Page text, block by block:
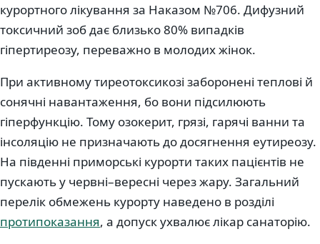
курортного лікування за Наказом №706. Дифузний
токсичний зоб дає близько 80% випадків
гіпертиреозу, переважно в молодих жінок.
При активному тиреотоксикозі заборонені теплові й
сонячні навантаження, бо вони підсилюють
гіперфункцію. Тому озокерит, грязі, гарячі ванни та
інсоляцію не призначають до досягнення еутиреозу.
На південні приморські курорти таких пацієнтів не
пускають у червні–вересні через жару. Загальний
перелік обмежень курорту наведено в розділі
протипоказання, а допуск ухвалює лікар санаторію.